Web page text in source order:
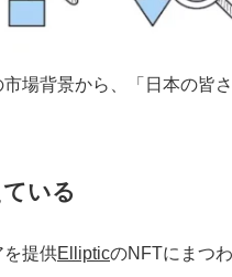
場背景から、「日本の皆
いる
を提供EllipticのNFTにまつ